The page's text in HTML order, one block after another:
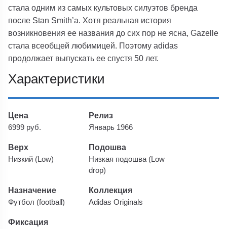
стала одним из самых культовых силуэтов бренда
после Stan Smith’а. Хотя реальная история
возникновения ее названия до сих пор не ясна, Gazelle
стала всеобщей любимицей. Поэтому adidas
продолжает выпускать ее спустя 50 лет.
Характеристики
Цена
6999 руб.
Релиз
Январь 1966
Верх
Низкий (Low)
Подошва
Низкая подошва (Low
drop)
Назначение
Футбол (football)
Коллекция
Adidas Originals
Фиксация